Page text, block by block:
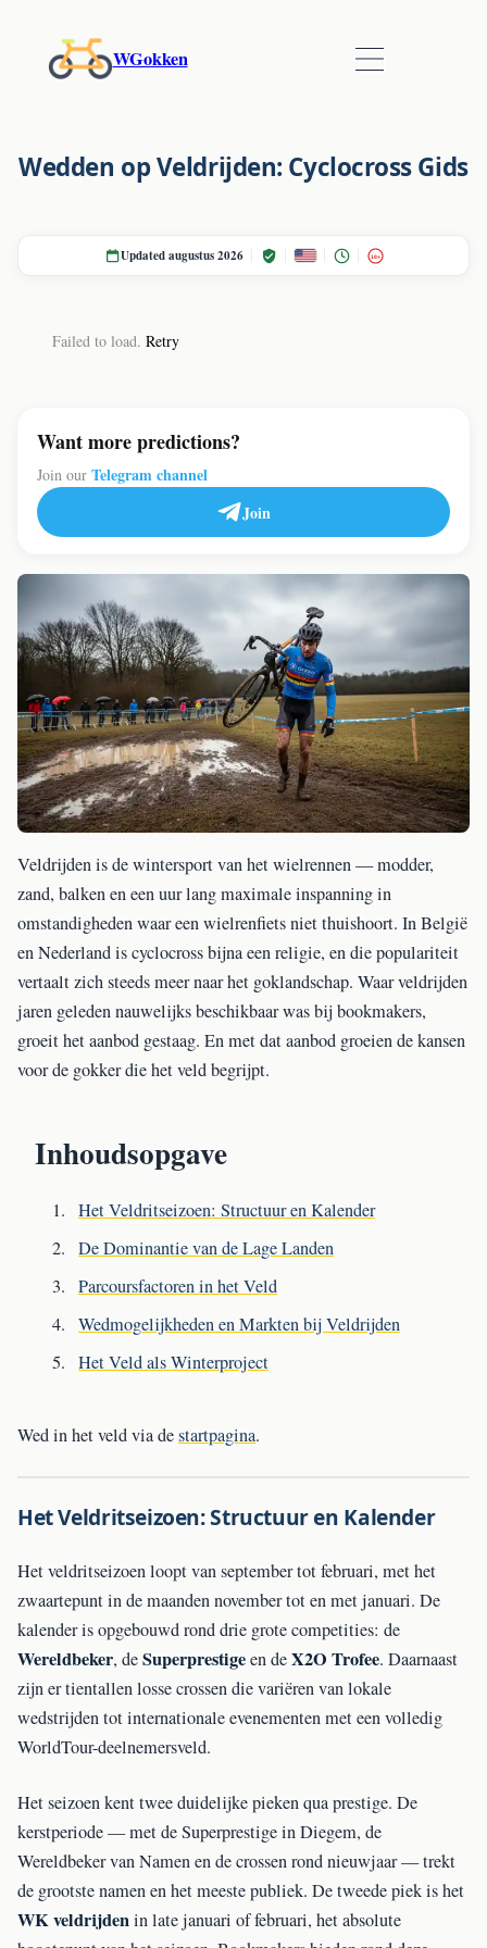
WGokken
Wedden op Veldrijden: Cyclocross Gids
Updated augustus 2026 18+
Failed to load. Retry
Want more predictions?
Join our Telegram channel
Join
Veldrijden is de wintersport van het wielrennen — modder,
zand, balken en een uur lang maximale inspanning in
omstandigheden waar een wielrenfiets niet thuishoort. In België
en Nederland is cyclocross bijna een religie, en die populariteit
vertaalt zich steeds meer naar het goklandschap. Waar veldrijden
jaren geleden nauwelijks beschikbaar was bij bookmakers,
groeit het aanbod gestaag. En met dat aanbod groeien de kansen
voor de gokker die het veld begrijpt.
Inhoudsopgave
Het Veldritseizoen: Structuur en Kalender
De Dominantie van de Lage Landen
Parcoursfactoren in het Veld
Wedmogelijkheden en Markten bij Veldrijden
Het Veld als Winterproject
Wed in het veld via destartpagina.
Het Veldritseizoen: Structuur en Kalender
Het veldritseizoen loopt van september tot februari, met het
zwaartepunt in de maanden november tot en met januari. De
kalender is opgebouwd rond drie grote competities: de
Wereldbeker, deSuperprestigeen deX2O Trofee. Daarnaast
zijn er tientallen losse crossen die variëren van lokale
wedstrijden tot internationale evenementen met een volledig
WorldTour-deelnemersveld.
Het seizoen kent twee duidelijke pieken qua prestige. De
kerstperiode — met de Superprestige in Diegem, de
Wereldbeker van Namen en de crossen rond nieuwjaar — trekt
de grootste namen en het meeste publiek. De tweede piek is het
WK veldrijdenin late januari of februari, het absolute